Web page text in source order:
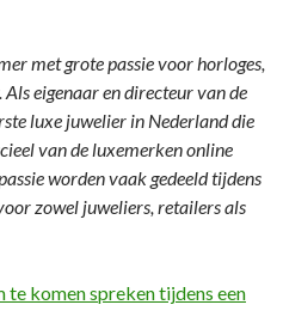
met grote passie voor horloges,
eigenaar en directeur van de
luxe juwelier in Nederland die
van de luxemerken online
worden vaak gedeeld tijdens
zowel juweliers, retailers als
te komen spreken tijdens een